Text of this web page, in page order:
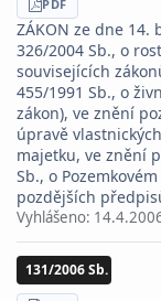
STÁHNOUT
PDF
ZÁKON ze dne 14.
326/2004 Sb., o
souvisejících
455/1991 Sb., o
zákon), ve znění
úpravě
majetku, ve znění
Sb., o
pozdějších
Vyhlášeno:
131/2006 Sb.